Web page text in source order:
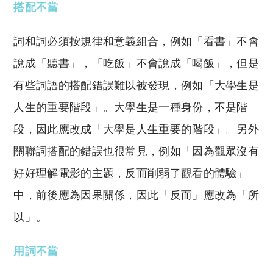
搭配不當
詞和詞必須按規律和意義組合，例如「看書」不會
說成「聽書」，「吃飯」不會說成「喝飯」，但是
有些詞語的搭配錯誤難以被發現，例如「大學生是
人生的重要階段」。大學生是一種身份，不是階
段，因此應改成「大學是人生重要的階段」。另外
關聯詞搭配的錯誤也很常見，例如「因為觀眾沒有
好好理解電影的主題，反而削弱了觀看的體驗」
中，前後應為因果關係，因此「反而」應改為「所
以」。
用詞不當